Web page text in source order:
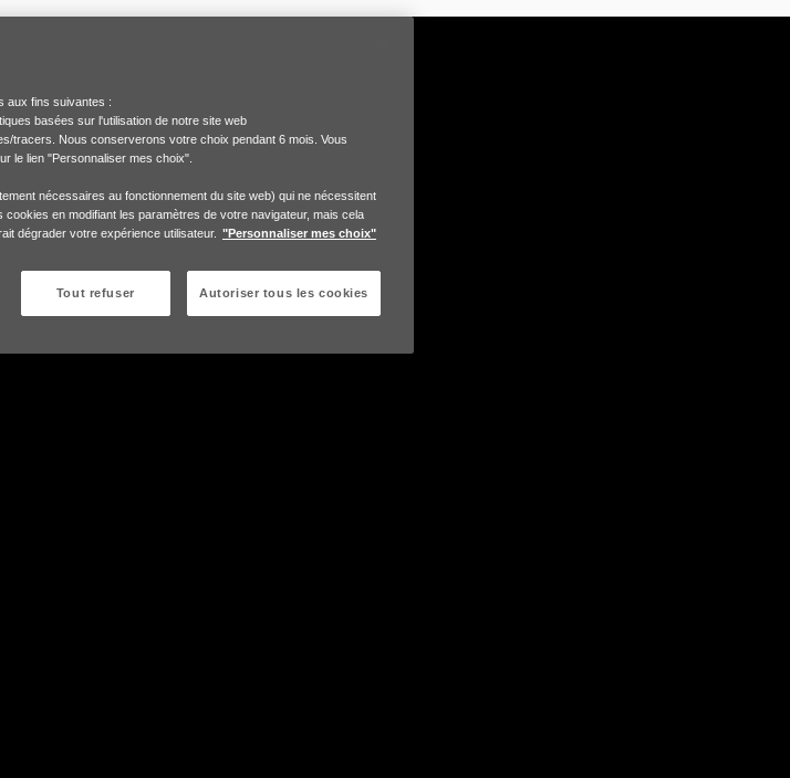
aux fins suivantes :
basées sur l'utilisation de notre site web
tracers. Nous conserverons votre choix pendant 6 mois. Vous
le lien "Personnaliser mes choix".
nécessaires au fonctionnement du site web) qui ne nécessitent
en modifiant les paramètres de votre navigateur, mais cela
dégrader votre expérience utilisateur. "Personnaliser mes choix"
Tout refuser Autoriser tous les cookies